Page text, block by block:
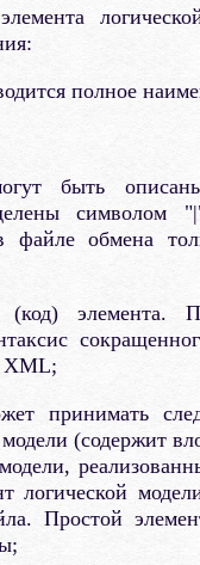
полное
быть описаны
символом
обмена
(код) элемента.
XML;
принимать
(содержит
логической
Простой